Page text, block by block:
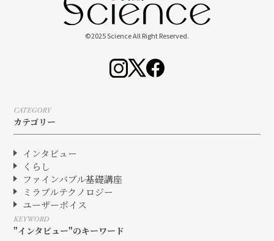
©2025 Science All Right Reserved.
CATEGORY
カテゴリー
インタビュー
くらし
ファインバブル基礎講座
ミラブルテクノロジー
ユーザーボイス
KEYWORD
"インタビュー"のキーワード